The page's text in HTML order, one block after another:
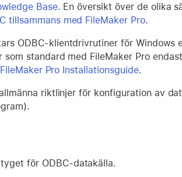
Base. En översikt över de olika
tillsammans med FileMaker Pro.
ODBC-klientdrivrutiner för Windows
standard med FileMaker Pro
FileMaker Pro Installationsguide.
riktlinjer för konfiguration av
för ODBC-datakälla.